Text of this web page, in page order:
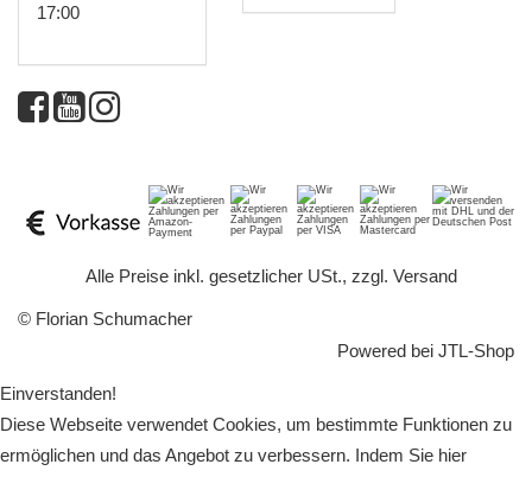
17:00
Alle Preise inkl. gesetzlicher USt., zzgl. Versand
© Florian Schumacher
Powered bei JTL-Shop
Einverstanden!
Diese Webseite verwendet Cookies, um bestimmte Funktionen zu
ermöglichen und das Angebot zu verbessern. Indem Sie hier